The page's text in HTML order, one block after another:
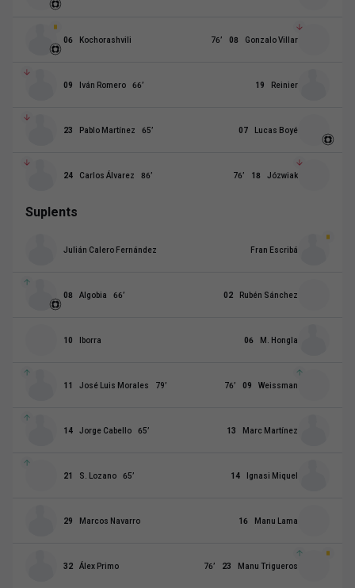
06 Kochorashvili 08 Gonzalo Villar
76’
09 Iván Romero 66’ 19 Reinier
23 Pablo Martínez 65’ 07 Lucas Boyé
24 Carlos Álvarez 86’ 18 Józwiak
76’
Suplents
Julián Calero Fernández Fran Escribá
08 Algobia 66’ 02 Rubén Sánchez
10 Iborra 06 M. Hongla
11 José Luis Morales 79’ 09 Weissman
76’
14 Jorge Cabello 65’ 13 Marc Martínez
21 S. Lozano 65’ 14 Ignasi Miquel
29 Marcos Navarro 16 Manu Lama
32 Álex Primo 23 Manu Trigueros
76’